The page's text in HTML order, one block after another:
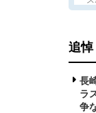
追悼
長
ラ
争